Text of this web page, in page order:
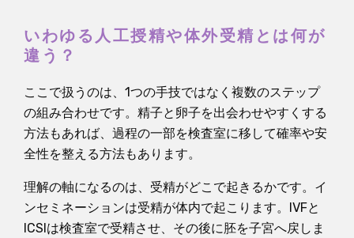
いわゆる人工授精や体外受精とは何が
違う？
ここで扱うのは、1つの手技ではなく複数のステップ
の組み合わせです。精子と卵子を出会わせやすくする
方法もあれば、過程の一部を検査室に移して確率や安
全性を整える方法もあります。
理解の軸になるのは、受精がどこで起きるかです。イ
ンセミネーションは受精が体内で起こります。IVFと
ICSIは検査室で受精させ、その後に胚を子宮へ戻しま